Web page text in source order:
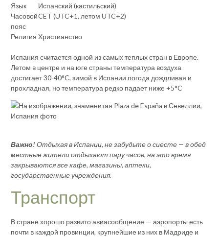
Язык
Испанский (кастильский)
Часовой
пояс
CET (UTC+1, летом UTC+2)
Религия Христианство
Испания считается одной из самых теплых стран в Европе.
Летом в центре и на юге страны температура воздуха
достигает 30-40°C, зимой в Испании погода дождливая и
прохладная, но температура редко падает ниже +5°C
Важно! Отдыхая в Испании, не забудьте о сиесте — в обед
местные жители отдыхают пару часов, на это время
закрываются все кафе, магазины, аптеки,
государственные учреждения.
Транспорт
В стране хорошо развито авиасообщение — аэропорты есть
почти в каждой провинции, крупнейшие из них в Мадриде и